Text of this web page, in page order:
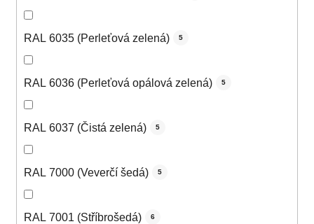
RAL 6035 (Perleťová zelená) 5
RAL 6036 (Perleťová opálová zelená) 5
RAL 6037 (Čistá zelená) 5
RAL 7000 (Veverčí šedá) 5
RAL 7001 (Stříbrošedá) 6